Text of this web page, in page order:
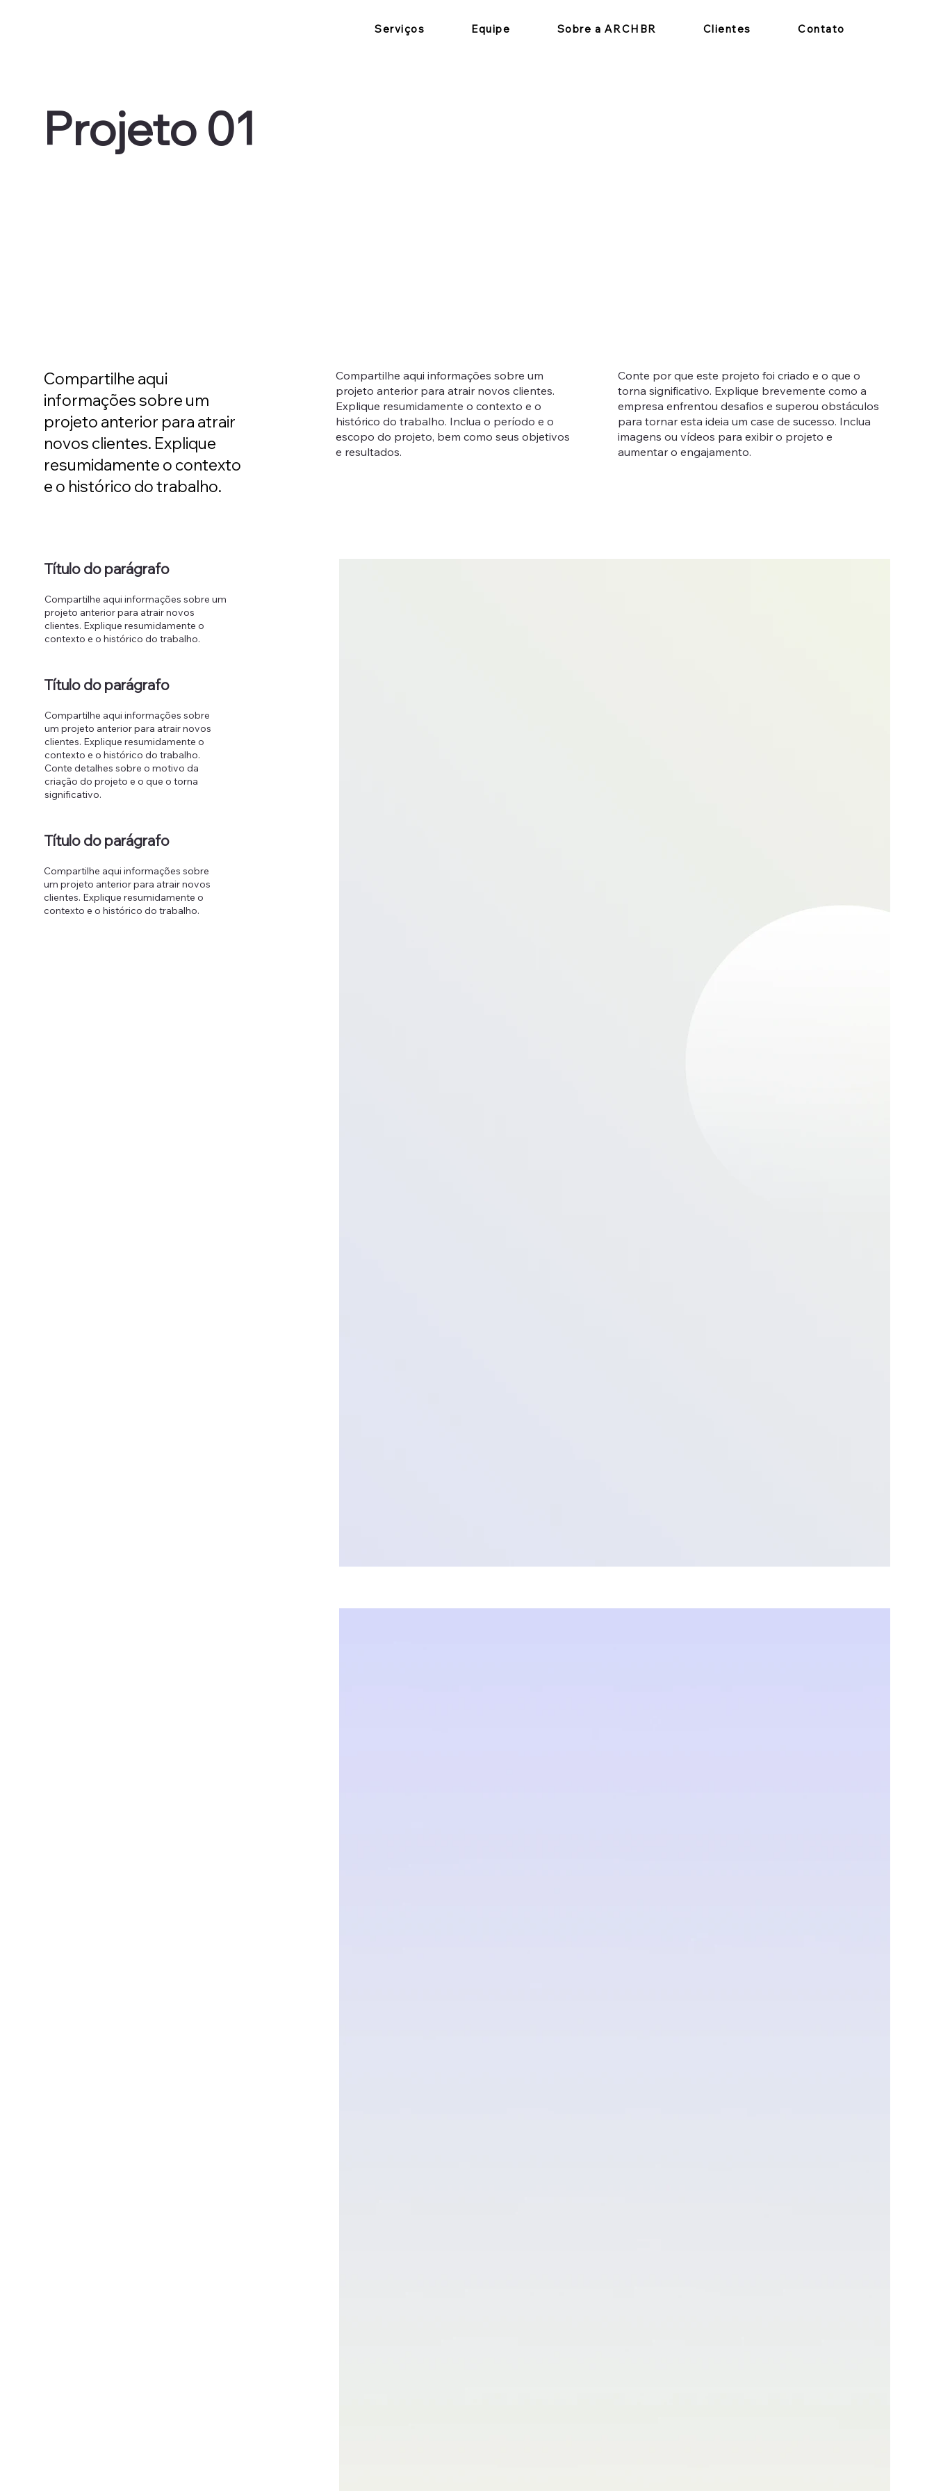
Serviços Equipe Sobre a ARCHBR Clientes Contato
Projeto 01
Compartilhe aqui
informações sobre um
projeto anterior para atrair
novos clientes. Explique
resumidamente o contexto
e o histórico do trabalho.
Compartilhe aqui informações sobre um
projeto anterior para atrair novos clientes.
Explique resumidamente o contexto e o
histórico do trabalho. Inclua o período e o
escopo do projeto, bem como seus objetivos
e resultados.
Conte por que este projeto foi criado e o que o
torna significativo. Explique brevemente como a
empresa enfrentou desafios e superou obstáculos
para tornar esta ideia um case de sucesso. Inclua
imagens ou vídeos para exibir o projeto e
aumentar o engajamento.
Título do parágrafo
Compartilhe aqui informações sobre um
projeto anterior para atrair novos
clientes. Explique resumidamente o
contexto e o histórico do trabalho.
Título do parágrafo
Compartilhe aqui informações sobre
um projeto anterior para atrair novos
clientes. Explique resumidamente o
contexto e o histórico do trabalho.
Conte detalhes sobre o motivo da
criação do projeto e o que o torna
significativo.
Título do parágrafo
Compartilhe aqui informações sobre
um projeto anterior para atrair novos
clientes. Explique resumidamente o
contexto e o histórico do trabalho.